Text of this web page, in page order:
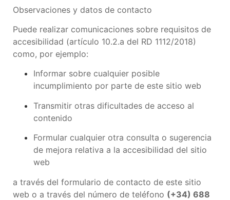
Observaciones y datos de contacto
Puede realizar comunicaciones sobre requisitos de
accesibilidad (artículo 10.2.a del RD 1112/2018)
como, por ejemplo:
Informar sobre cualquier posible
incumplimiento por parte de este sitio web
Transmitir otras dificultades de acceso al
contenido
Formular cualquier otra consulta o sugerencia
de mejora relativa a la accesibilidad del sitio
web
a través del formulario de contacto de este sitio
web o a través del número de teléfono (+34) 688